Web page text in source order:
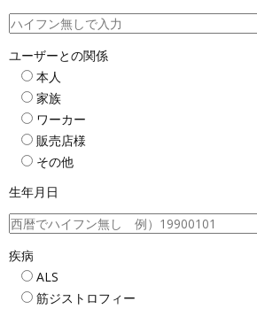
ユーザーとの関係
本人
家族
ワーカー
販売店様
その他
生年月日
疾病
ALS
筋ジストロフィー